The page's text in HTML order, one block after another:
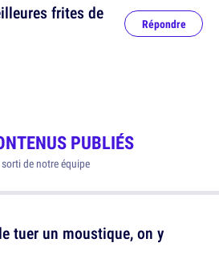
frites de
Répondre
PUBLIÉS
de notre équipe
tuer un moustique, on y